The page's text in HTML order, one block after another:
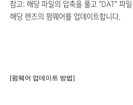
참고: 해당 파일의 압축을 풀고 "DAT" 파
해당 렌즈의 펌웨어를 업데이트합니다.
[펌웨어 업데이트 방법]